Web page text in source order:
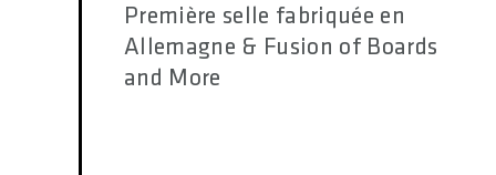
Première selle fabriquée en
Allemagne & Fusion of Boards
and More